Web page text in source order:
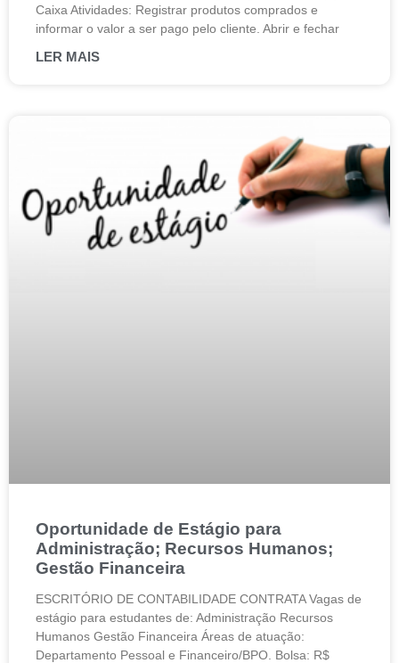
Caixa Atividades: Registrar produtos comprados e
informar o valor a ser pago pelo cliente. Abrir e fechar
LER MAIS
Oportunidade de Estágio para
Administração; Recursos Humanos;
Gestão Financeira
ESCRITÓRIO DE CONTABILIDADE CONTRATA Vagas de
estágio para estudantes de: Administração Recursos
Humanos Gestão Financeira Áreas de atuação:
Departamento Pessoal e Financeiro/BPO. Bolsa: R$